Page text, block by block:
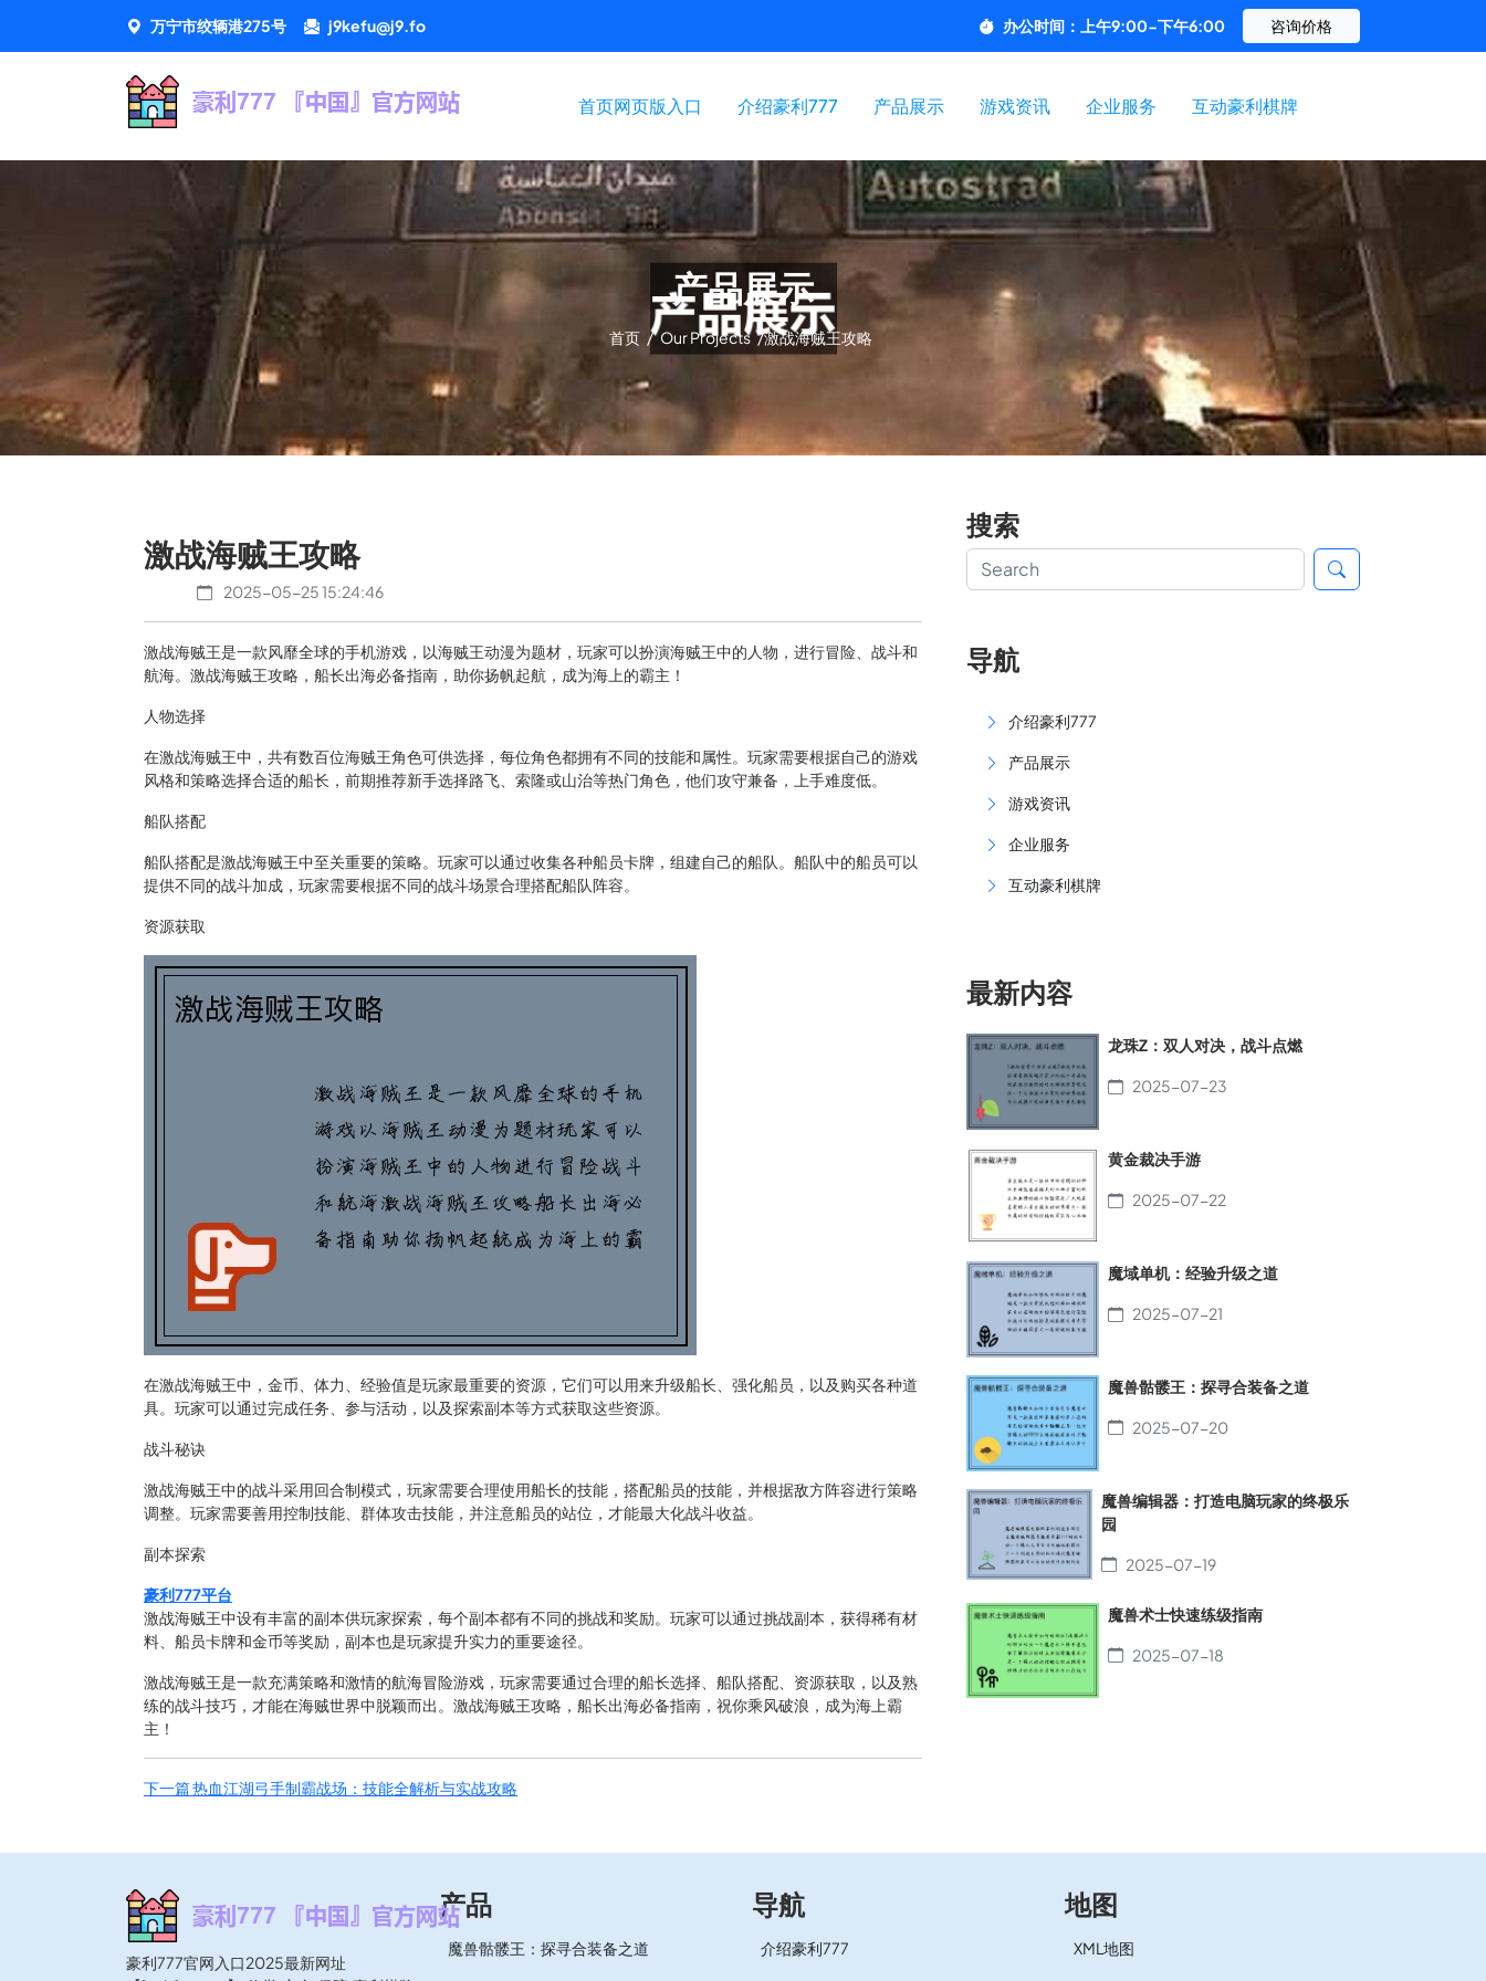
万宁市绞辆港275号 j9kefu@j9.fo 办公时间：上午9:00-下午6:00 咨询价格
首页网页版入口 介绍豪利777 产品展示 游戏资讯 企业服务 互动豪利棋牌
产品展示
首页 / Our Projects /激战海贼王攻略
激战海贼王攻略
2025-05-25 15:24:46
激战海贼王是一款风靡全球的手机游戏，以海贼王动漫为题材，玩家可以扮演海贼王中的人物，进行冒险、战斗和
航海。激战海贼王攻略，船长出海必备指南，助你扬帆起航，成为海上的霸主！
人物选择
在激战海贼王中，共有数百位海贼王角色可供选择，每位角色都拥有不同的技能和属性。玩家需要根据自己的游戏
风格和策略选择合适的船长，前期推荐新手选择路飞、索隆或山治等热门角色，他们攻守兼备，上手难度低。
船队搭配
船队搭配是激战海贼王中至关重要的策略。玩家可以通过收集各种船员卡牌，组建自己的船队。船队中的船员可以
提供不同的战斗加成，玩家需要根据不同的战斗场景合理搭配船队阵容。
资源获取
在激战海贼王中，金币、体力、经验值是玩家最重要的资源，它们可以用来升级船长、强化船员，以及购买各种道
具。玩家可以通过完成任务、参与活动，以及探索副本等方式获取这些资源。
战斗秘诀
激战海贼王中的战斗采用回合制模式，玩家需要合理使用船长的技能，搭配船员的技能，并根据敌方阵容进行策略
调整。玩家需要善用控制技能、群体攻击技能，并注意船员的站位，才能最大化战斗收益。
副本探索
豪利777平台
激战海贼王中设有丰富的副本供玩家探索，每个副本都有不同的挑战和奖励。玩家可以通过挑战副本，获得稀有材
料、船员卡牌和金币等奖励，副本也是玩家提升实力的重要途径。
激战海贼王是一款充满策略和激情的航海冒险游戏，玩家需要通过合理的船长选择、船队搭配、资源获取，以及熟
练的战斗技巧，才能在海贼世界中脱颖而出。激战海贼王攻略，船长出海必备指南，祝你乘风破浪，成为海上霸
主！
下一篇热血江湖弓手制霸战场：技能全解析与实战攻略
搜索
导航
介绍豪利777
产品展示
游戏资讯
企业服务
互动豪利棋牌
最新内容
龙珠Z：双人对决，战斗点燃
2025-07-23
黄金裁决手游
2025-07-22
魔域单机：经验升级之道
2025-07-21
魔兽骷髅王：探寻合装备之道
2025-07-20
魔兽编辑器：打造电脑玩家的终极乐
园
2025-07-19
魔兽术士快速练级指南
2025-07-18
豪利777官网入口2025最新网址
产品
魔兽骷髅王：探寻合装备之道
导航
介绍豪利777
地图
XML地图